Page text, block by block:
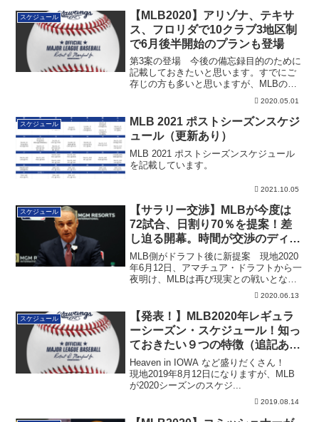
スケジュール
【MLB2020】アリゾナ、テキサ
ス、フロリダで10クラブ3地区制
で6月後半開始のプランも登場
第3案の登場 今後の備忘録目的のために
記載しておきたいと思います。すでにご
存じの方も多いと思いますが、MLBの
2020.05.01
スケジュール
MLB 2021 ポストシーズンスケジ
ュール（更新あり）
MLB 2021 ポストシーズンスケジュール
を記載しています。
2021.10.05
スケジュール
【サラリー交渉】MLBが今度は
72試合、日割り70％を提案！差
し迫る開幕。時間が交渉のディー
ルに
MLB側がドラフト後に新提案 現地2020
年6月12日、アマチュア・ドラフトから一
夜明け、MLBは再び現実との戦いとな
2020.06.13
スケジュール
【発表！】MLB2020年レギュラ
ーシーズン・スケジュール！知っ
ておきたい９つの特徴（追記あ
り）
Heaven in IOWA など盛りだくさん！
現地2019年8月12日になりますが、MLB
が2020シーズンのスケジ...
2019.08.14